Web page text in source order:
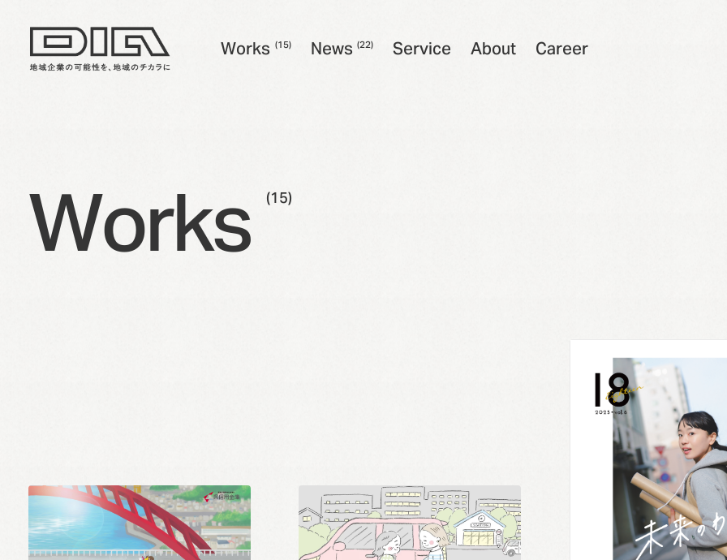
Works (15) News (22) Service
About
Career
Works (15)